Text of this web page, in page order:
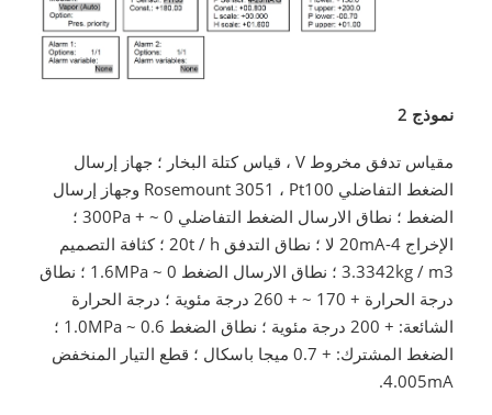
نموذج 2
مقياس تدفق مخروط V ، قياس كتلة البخار ؛ جهاز إرسال
الضغط التفاضلي Rosemount 3051 ، Pt100 وجهاز إرسال
الضغط ؛ نطاق الارسال الضغط التفاضلي 0 ~ + 300Pa ؛
الإخراج 4-20mA لا ؛ نطاق التدفق 20t / h ؛ كثافة التصميم
3.3342kg / m3 ؛ نطاق الارسال الضغط 0 ~ 1.6MPa ؛ نطاق
درجة الحرارة + 170 ~ + 260 درجة مئوية ؛ درجة الحرارة
الشائعة: + 200 درجة مئوية ؛ نطاق الضغط 0.6 ~ 1.0MPa ؛
الضغط المشترك: + 0.7 ميجا باسكال ؛ قطع التيار المنخفض
4.005mA.